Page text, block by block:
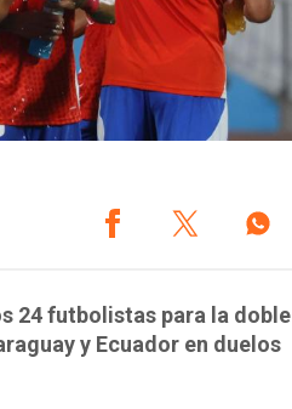
24 futbolistas para la doble
y Ecuador en duelos